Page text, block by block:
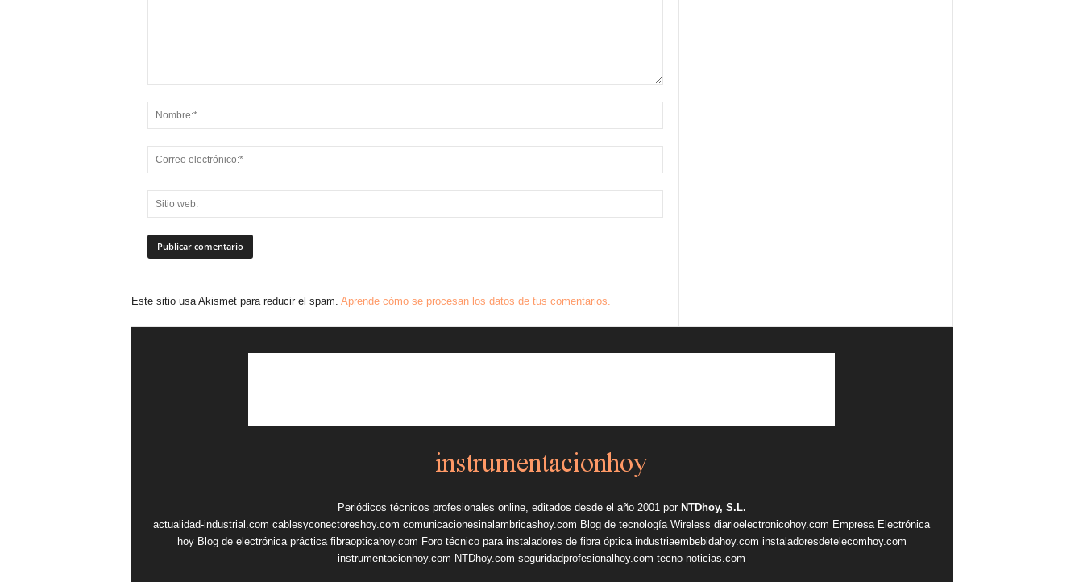
Este sitio usa Akismet para reducir el spam. Aprende cómo se procesan los datos de tus comentarios.
Periódicos técnicos profesionales online, editados desde el año 2001 por NTDhoy, S.L.
actualidad-industrial.com cablesyconectoreshoy.com comunicacionesinalambricashoy.com Blog de tecnología Wireless diarioelectronicohoy.com Empresa Electrónica
hoy Blog de electrónica práctica fibraopticahoy.com Foro técnico para instaladores de fibra óptica industriaembebidahoy.com instaladoresdetelecomhoy.com
instrumentacionhoy.com NTDhoy.com seguridadprofesionalhoy.com tecno-noticias.com